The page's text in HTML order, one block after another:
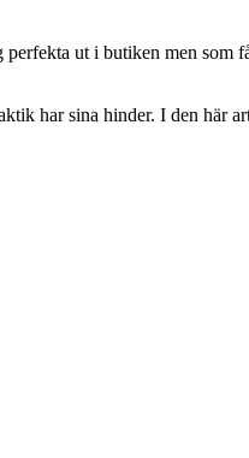
ut i butiken men som
har sina hinder. I den här